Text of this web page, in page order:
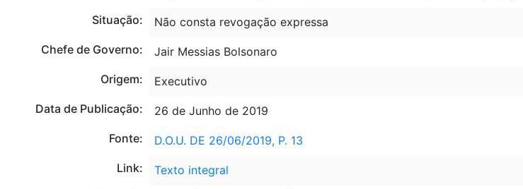
Situação:
Não consta revogação expressa
Chefe de Governo:
Jair Messias Bolsonaro
Origem:
Executivo
Data de Publicação:
26 de Junho de 2019
Fonte:
D.O.U. DE 26/06/2019, P. 13
Link:
Texto integral